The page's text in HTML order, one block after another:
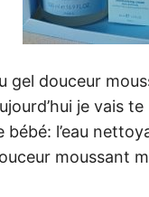
gel douceur
je vais
bébé: l’eau
moussant